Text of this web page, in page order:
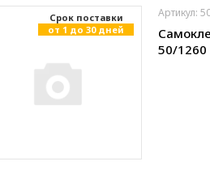
Cрок поставки
от 1 до 30 дней
Артикул:
50/1260